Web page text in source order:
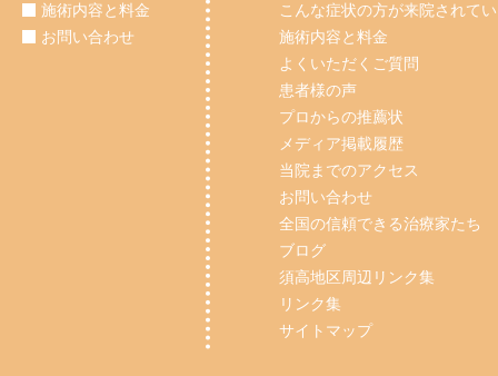
施術内容と料金
お問い合わせ
こんな症状の方が来院されて
施術内容と料金
よくいただくご質問
患者様の声
プロからの推薦状
メディア掲載履歴
当院までのアクセス
お問い合わせ
全国の信頼できる治療家たち
ブログ
須高地区周辺リンク集
リンク集
サイトマップ